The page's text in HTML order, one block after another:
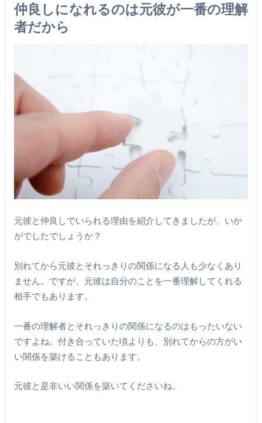
仲良しになれるのは元彼が一番の理解
者だから
元彼と仲良しでいられる理由を紹介してきましたが、いか
がでしたでしょうか？
別れてから元彼とそれっきりの関係になる人も少なくあり
ません。ですが、元彼は自分のことを一番理解してくれる
相手でもあります。
一番の理解者とそれっきりの関係になるのはもったいない
ですよね。付き合っていた頃よりも、別れてからの方がい
い関係を築けることもあります。
元彼と是非いい関係を築いてくださいね。